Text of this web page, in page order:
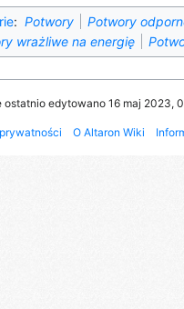
: Potwory
Potwory
wrażliwe na energię
ostatnio edytowano 16 maj 2023,
O Altaron Wiki